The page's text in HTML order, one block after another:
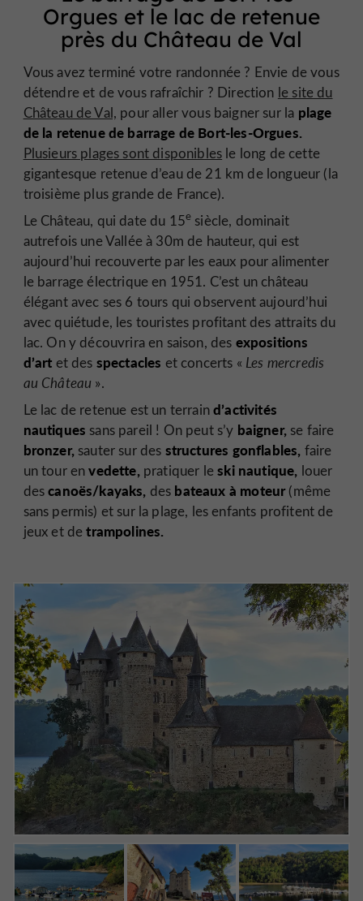
Orgues et le lac de retenue
près du Château de Val
Vous avez terminé votre randonnée ? Envie de vous
détendre et de vous rafraîchir ? Direction le site du
Château de Val, pour aller vous baigner sur la plage
de la retenue de barrage de Bort-les-Orgues.
Plusieurs plages sont disponibles le long de cette
gigantesque retenue d’eau de 21 km de longueur (la
troisième plus grande de France).
Le Château, qui date du 15e siècle, dominait
autrefois une Vallée à 30m de hauteur, qui est
aujourd’hui recouverte par les eaux pour alimenter
le barrage électrique en 1951. C’est un château
élégant avec ses 6 tours qui observent aujourd’hui
avec quiétude, les touristes profitant des attraits du
lac. On y découvrira en saison, des expositions
d’art et des spectacles et concerts « Les mercredis
au Château ».
Le lac de retenue est un terraind’activités
nautiques sans pareil ! On peut s’y baigner, se faire
bronzer,sauter sur des structures gonflables, faire
un tour envedette,pratiquer leski nautique, louer
descanoës/kayaks, des bateaux à moteur(même
sans permis) et sur la plage, les enfants profitent de
jeux et detrampolines.